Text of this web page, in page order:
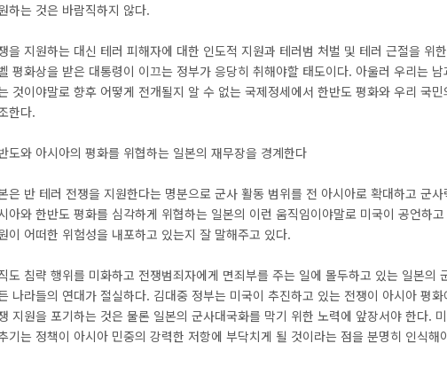
하는 것은 바람직하지 않다.
을 지원하는 대신 테러 피해자에 대한 인도적 지원과 테러범 처벌 및 테러 근절을 위
평화상을 받은 대통령이 이끄는 정부가 응당히 취해야할 태도이다. 아울러 우리는
것이야말로 향후 어떻게 전개될지 알 수 없는 국제정세에서 한반도 평화와 우리 국
한다.
도와 아시아의 평화를 위협하는 일본의 재무장을 경계한다
은 반 테러 전쟁을 지원한다는 명분으로 군사 활동 범위를 전 아시아로 확대하고 군
아와 한반도 평화를 심각하게 위협하는 일본의 이런 움직임이야말로 미국이 공언하
이 어떠한 위험성을 내포하고 있는지 잘 말해주고 있다.
도 침략 행위를 미화하고 전쟁범죄자에게 면죄부를 주는 일에 몰두하고 있는 일본의
나라들의 연대가 절실하다. 김대중 정부는 미국이 추진하고 있는 전쟁이 아시아 평
지원을 포기하는 것은 물론 일본의 군사대국화를 막기 위한 노력에 앞장서야 한다.
기는 정책이 아시아 민중의 강력한 저항에 부닥치게 될 것이라는 점을 분명히 인식해